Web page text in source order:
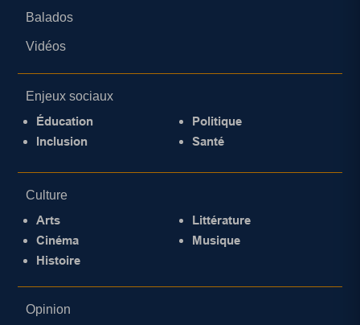
Balados
Vidéos
Enjeux sociaux
Éducation
Inclusion
Politique
Santé
Culture
Arts
Cinéma
Histoire
Littérature
Musique
Opinion